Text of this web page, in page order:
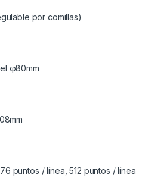
por comillas)
φ80mm
puntos / línea, 512 puntos / línea